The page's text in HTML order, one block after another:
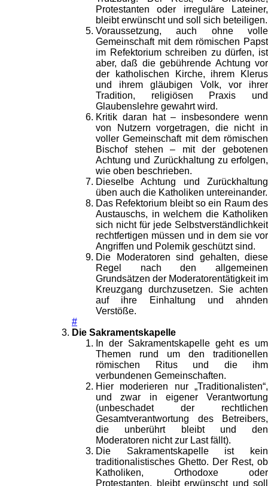
Protestanten oder irreguläre Lateiner,
bleibt erwünscht und soll sich beteiligen.
Voraussetzung, auch ohne volle
Gemeinschaft mit dem römischen Papst
im Refektorium schreiben zu dürfen, ist
aber, daß die gebührende Achtung vor
der katholischen Kirche, ihrem Klerus
und ihrem gläubigen Volk, vor ihrer
Tradition, religiösen Praxis und
Glaubenslehre gewahrt wird.
Kritik daran hat – insbesondere wenn
von Nutzern vorgetragen, die nicht in
voller Gemeinschaft mit dem römischen
Bischof stehen – mit der gebotenen
Achtung und Zurückhaltung zu erfolgen,
wie oben beschrieben.
Dieselbe Achtung und Zurückhaltung
üben auch die Katholiken untereinander.
Das Refektorium bleibt so ein Raum des
Austauschs, in welchem die Katholiken
sich nicht für jede Selbstverständlichkeit
rechtfertigen müssen und in dem sie vor
Angriffen und Polemik geschützt sind.
Die Moderatoren sind gehalten, diese
Regel nach den allgemeinen
Grundsätzen der Moderatorentätigkeit im
Kreuzgang durchzusetzen. Sie achten
auf ihre Einhaltung und ahnden
Verstöße.
#
Die Sakramentskapelle
In der Sakramentskapelle geht es um
Themen rund um den traditionellen
römischen Ritus und die ihm
verbundenen Gemeinschaften.
Hier moderieren nur „Traditionalisten“,
und zwar in eigener Verantwortung
(unbeschadet der rechtlichen
Gesamtverantwortung des Betreibers,
die unberührt bleibt und den
Moderatoren nicht zur Last fällt).
Die Sakramentskapelle ist kein
traditionalistisches Ghetto. Der Rest, ob
Katholiken, Orthodoxe oder
Protestanten, bleibt erwünscht und soll